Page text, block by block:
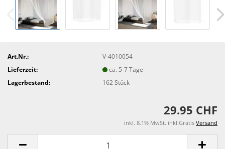
Art.Nr.:
V-4010054
Lieferzeit:
ca. 5-7 Tage
Lagerbestand:
162Stück
29.95 CHF
inkl. 8.1% MwSt. inkl.Gratis Versand